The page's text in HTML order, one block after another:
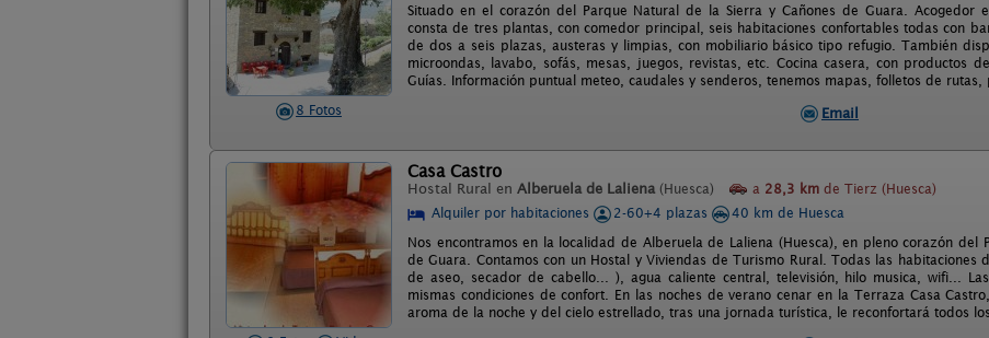
8 Fotos
Situado en el corazón del Parque Natural de la Sierra y Cañones de Guara. Acogedor
consta de tres plantas, con comedor principal, seis habitaciones confortables todas con
de dos a seis plazas, austeras y limpias, con mobiliario básico tipo refugio. También
microondas, lavabo, sofás, mesas, juegos, revistas, etc. Cocina casera, con productos
Guías. Información puntual meteo, caudales y senderos, tenemos mapas, folletos de rutas,
Email
Casa Castro
Hostal Rural en Alberuela de Laliena (Huesca) a 28,3 km de Tierz (Huesca)
Alquiler por habitaciones
2-60+4 plazas
40 km de Huesca
Nos encontramos en la localidad de Alberuela de Laliena (Huesca), en pleno corazón del
de Guara. Contamos con un Hostal y Viviendas de Turismo Rural. Todas las
de aseo, secador de cabello... ), agua caliente central, televisión, hilo musica, wifi...
mismas condiciones de confort. En las noches de verano cenar en la Terraza Casa
aroma de la noche y del cielo estrellado, tras una jornada turística, le reconfortará todos